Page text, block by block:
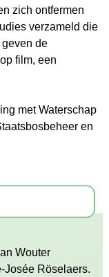
zich ontfermen
verzameld die
de
film, een
met Waterschap
en
Wouter
Josée Röselaers.